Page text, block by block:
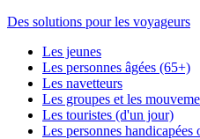
Des solutions pour les voyageurs
Les jeunes
Les personnes âgées (65+)
Les navetteurs
Les groupes et les
Les touristes (d'un jour)
Les personnes handicapées